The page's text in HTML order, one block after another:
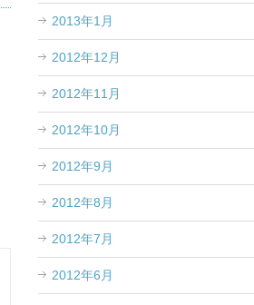
2013年1月
2012年12月
2012年11月
2012年10月
2012年9月
2012年8月
2012年7月
2012年6月